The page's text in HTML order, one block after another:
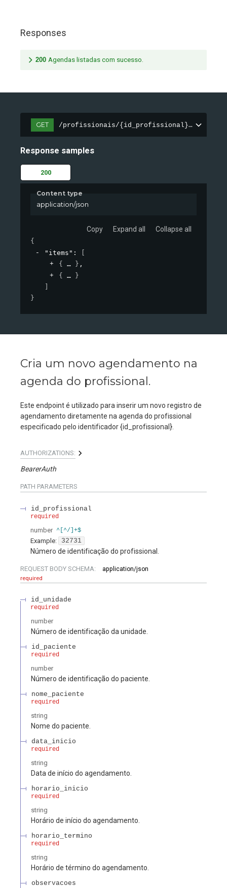
Responses
200 Agendas listadas com sucesso.
GET /profissionais/{id_profissional}/agendas
Response samples
200
Content type
application/json
Copy Expand all Collapse all
{
"items" :
[
{
} ,
{
}
]
}
Cria um novo agendamento na
agenda do profissional.
Este endpoint é utilizado para inserir um novo registro de
agendamento diretamente na agenda do profissional
especificado pelo identificador {id_profissional}.
AUTHORIZATIONS:
BearerAuth
PATH PARAMETERS
id_profissional
required
number ^[^/]+$
Example: 32731
Número de identificação do profissional.
REQUEST BODY SCHEMA:
application/json
required
id_unidade
required
number
Número de identificação da unidade.
id_paciente
required
number
Número de identificação do paciente.
nome_paciente
required
string
Nome do paciente.
data_inicio
required
string
Data de início do agendamento.
horario_inicio
required
string
Horário de início do agendamento.
horario_termino
required
string
Horário de término do agendamento.
observacoes